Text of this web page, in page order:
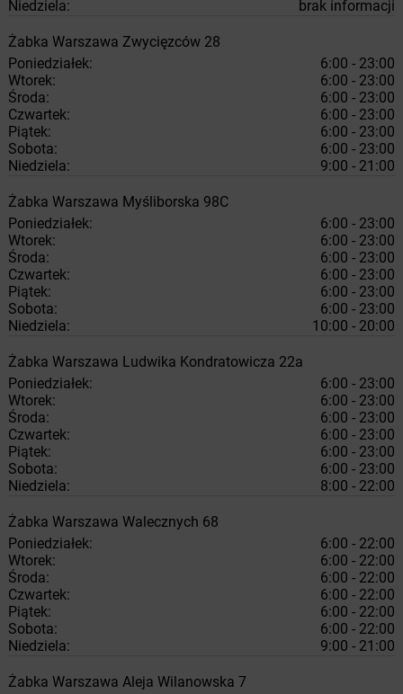
Niedziela: brak informacji
Żabka Warszawa Zwycięzców 28
Poniedziałek:
6:00 - 23:00
Wtorek:
6:00 - 23:00
Środa:
6:00 - 23:00
Czwartek:
6:00 - 23:00
Piątek:
6:00 - 23:00
Sobota:
6:00 - 23:00
Niedziela:
9:00 - 21:00
Żabka Warszawa Myśliborska 98C
Poniedziałek:
6:00 - 23:00
Wtorek:
6:00 - 23:00
Środa:
6:00 - 23:00
Czwartek:
6:00 - 23:00
Piątek:
6:00 - 23:00
Sobota:
6:00 - 23:00
Niedziela:
10:00 - 20:00
Żabka Warszawa Ludwika Kondratowicza 22a
Poniedziałek:
6:00 - 23:00
Wtorek:
6:00 - 23:00
Środa:
6:00 - 23:00
Czwartek:
6:00 - 23:00
Piątek:
6:00 - 23:00
Sobota:
6:00 - 23:00
Niedziela:
8:00 - 22:00
Żabka Warszawa Walecznych 68
Poniedziałek:
6:00 - 22:00
Wtorek:
6:00 - 22:00
Środa:
6:00 - 22:00
Czwartek:
6:00 - 22:00
Piątek:
6:00 - 22:00
Sobota:
6:00 - 22:00
Niedziela:
9:00 - 21:00
Żabka Warszawa Aleja Wilanowska 7